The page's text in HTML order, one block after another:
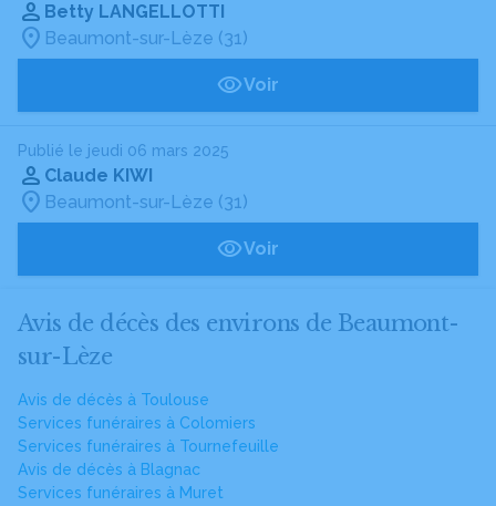
Betty LANGELLOTTI
Beaumont-sur-Lèze (31)
Voir
Publié le jeudi 06 mars 2025
Claude KIWI
Beaumont-sur-Lèze (31)
Voir
Avis de décès des environs de Beaumont-
sur-Lèze
Avis de décès à Toulouse
Services funéraires à Colomiers
Services funéraires à Tournefeuille
Avis de décès à Blagnac
Services funéraires à Muret